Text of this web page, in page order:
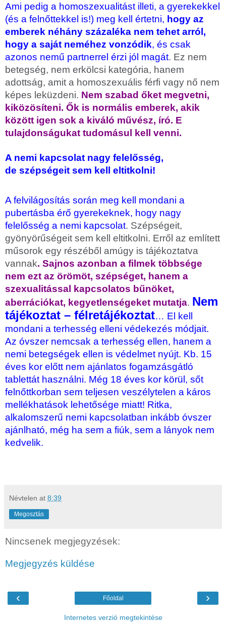
Ami pedig a homoszexualitást illeti, a gyerekekkel
(és a felnőttekkel is!) meg kell értetni, hogy az
emberek néhány százaléka nem tehet arról,
hogy a saját neméhez vonzódik, és csak
azonos nemű partnerrel érzi jól magát. Ez nem
betegség, nem erkölcsi kategória, hanem
adottság, amit a homoszexuális férfi vagy nő nem
képes leküzdeni. Nem szabad őket megvetni,
kiközösíteni. Ők is normális emberek, akik
között igen sok a kiváló művész, író. E
tulajdonságukat tudomásul kell venni.
A nemi kapcsolat nagy felelősség,
de szépségeit sem kell eltitkolni!
A felvilágosítás során meg kell mondani a
pubertásba érő gyerekeknek, hogy nagy
felelősség a nemi kapcsolat. Szépségeit,
gyönyörűségeit sem kell eltitkolni. Erről az említett
műsorok egy részéből amúgy is tájékoztatva
vannak. Sajnos azonban a filmek többsége
nem ezt az örömöt, szépséget, hanem a
szexualitással kapcsolatos bűnöket,
aberrációkat, kegyetlenségeket mutatja. Nem
tájékoztat – félretájékoztat… El kell
mondani a terhesség elleni védekezés módjait.
Az óvszer nemcsak a terhesség ellen, hanem a
nemi betegségek ellen is védelmet nyújt. Kb. 15
éves kor előtt nem ajánlatos fogamzásgátló
tablettát használni. Még 18 éves kor körül, sőt
felnőttkorban sem teljesen veszélytelen a káros
mellékhatások lehetősége miatt! Ritka,
alkalomszerű nemi kapcsolatban inkább óvszer
ajánlható, még ha sem a fiúk, sem a lányok nem
kedvelik.
Névtelen at 8:39
Megosztás
Nincsenek megjegyzések:
Megjegyzés küldése
‹ ›
Főoldal
Internetes verzió megtekintése